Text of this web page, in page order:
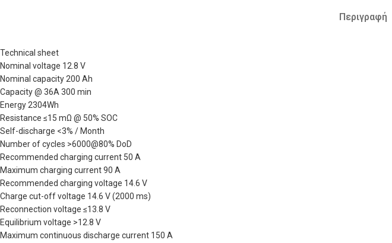
Περιγραφή
Technical sheet
Nominal voltage 12.8 V
Nominal capacity 200 Ah
Capacity @ 36A 300 min
Energy 2304Wh
Resistance ≤15 mΩ @ 50% SOC
Self-discharge <3% / Month
Number of cycles >6000@80% DoD
Recommended charging current 50 A
Maximum charging current 90 A
Recommended charging voltage 14.6 V
Charge cut-off voltage 14.6 V (2000 ms)
Reconnection voltage ≤13.8 V
Equilibrium voltage >12.8 V
Maximum continuous discharge current 150 A